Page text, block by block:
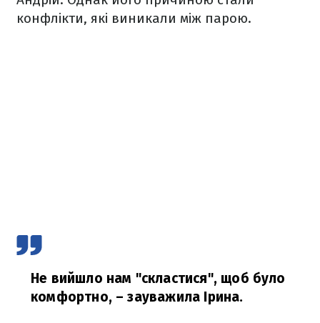
конфлікти, які виникали між парою.
Не вийшло нам "скластися", щоб було
комфортно, – зауважила Ірина.